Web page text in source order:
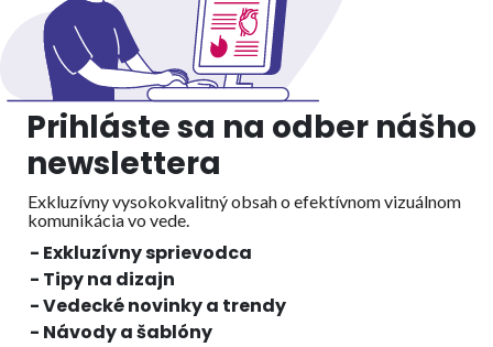
Prihláste sa na odber nášho
newslettera
Exkluzívny vysokokvalitný obsah o efektívnom vizuálnom
komunikácia vo vede.
- Exkluzívny sprievodca
- Tipy na dizajn
- Vedecké novinky a trendy
- Návody a šablóny